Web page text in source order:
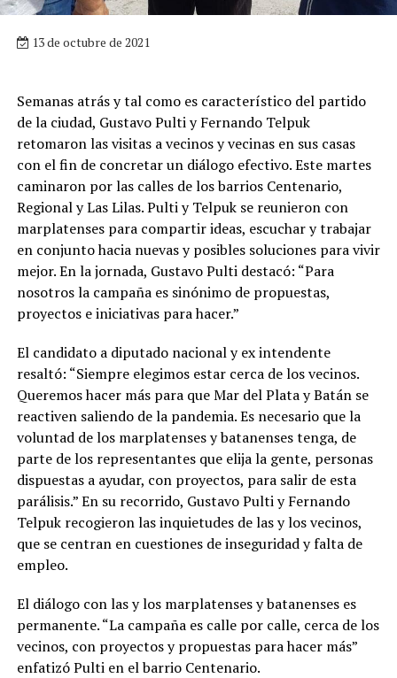
13 de octubre de 2021
Semanas atrás y tal como es característico del partido
de la ciudad, Gustavo Pulti y Fernando Telpuk
retomaron las visitas a vecinos y vecinas en sus casas
con el fin de concretar un diálogo efectivo. Este martes
caminaron por las calles de los barrios Centenario,
Regional y Las Lilas. Pulti y Telpuk se reunieron con
marplatenses para compartir ideas, escuchar y trabajar
en conjunto hacia nuevas y posibles soluciones para vivir
mejor. En la jornada, Gustavo Pulti destacó: “Para
nosotros la campaña es sinónimo de propuestas,
proyectos e iniciativas para hacer.”
El candidato a diputado nacional y ex intendente
resaltó: “Siempre elegimos estar cerca de los vecinos.
Queremos hacer más para que Mar del Plata y Batán se
reactiven saliendo de la pandemia. Es necesario que la
voluntad de los marplatenses y batanenses tenga, de
parte de los representantes que elija la gente, personas
dispuestas a ayudar, con proyectos, para salir de esta
parálisis.” En su recorrido, Gustavo Pulti y Fernando
Telpuk recogieron las inquietudes de las y los vecinos,
que se centran en cuestiones de inseguridad y falta de
empleo.
El diálogo con las y los marplatenses y batanenses es
permanente. “La campaña es calle por calle, cerca de los
vecinos, con proyectos y propuestas para hacer más”
enfatizó Pulti en el barrio Centenario.